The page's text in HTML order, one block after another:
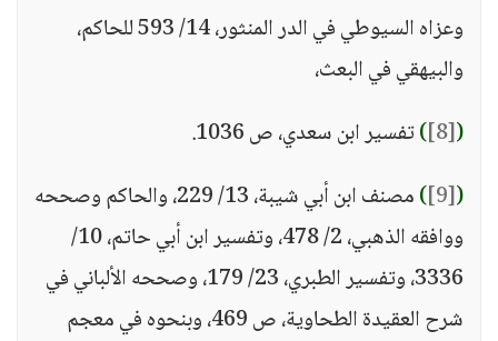
وعزاه السيوطي في الدر المنثور، 14/ 593 للحاكم،
والبيهقي في البعث،
(
[8]
)تفسير ابن سعدي، ص 1036.
(
[9]
)
مصنف ابن أبي شيبة، 13/ 229، والحاكم وصححه
ووافقه الذهبي، 2/ 478، وتفسير ابن أبي حاتم، 10/
3336، وتفسير الطبري، 23/ 179، وصححه الألباني في
شرح العقيدة الطحاوية، ص 469، وبنحوه في معجم